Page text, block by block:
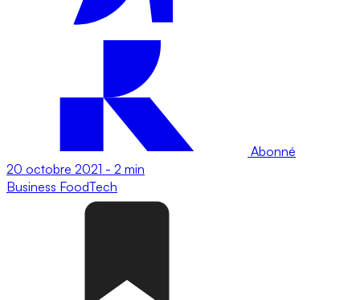
Abonné
20 octobre 2021 - 2 min
Business FoodTech